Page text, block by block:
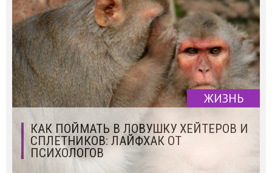
ЖИЗНЬ
КАК ПОЙМАТЬ В ЛОВУШКУ ХЕЙТЕРОВ И
СПЛЕТНИКОВ: ЛАЙФХАК ОТ
ПСИХОЛОГОВ